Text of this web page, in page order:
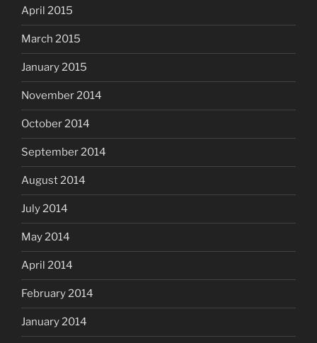
April 2015
March 2015
January 2015
November 2014
October 2014
September 2014
August 2014
July 2014
May 2014
April 2014
February 2014
January 2014